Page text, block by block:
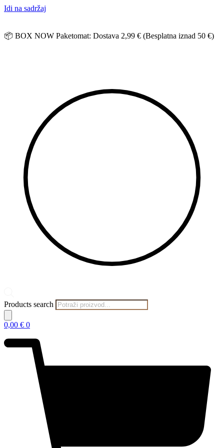
Idi na sadržaj
📦 BOX NOW Paketomat: Dostava 2,99 € (Besplatna iznad 50 €)
Products search
0,00 € 0